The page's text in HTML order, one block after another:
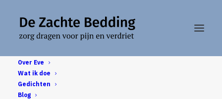
Over Eve
Wat ik doe
Gedichten
Blog